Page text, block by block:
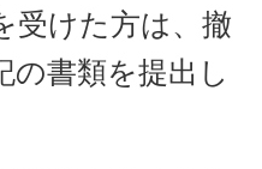
受けた方は、撤
の書類を提出し